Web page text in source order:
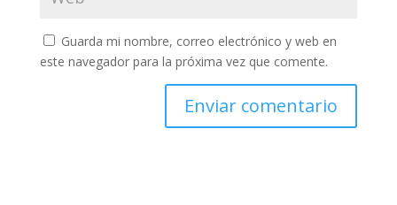
Guarda mi nombre, correo electrónico y web en
este navegador para la próxima vez que comente.